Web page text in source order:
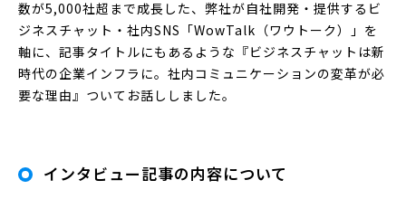
数が5,000社超まで成長した、弊社が自社開発・提供するビ
ジネスチャット・社内SNS「WowTalk（ワウトーク）」を
軸に、記事タイトルにもあるような『ビジネスチャットは新
時代の企業インフラに。社内コミュニケーションの変革が必
要な理由』ついてお話ししました。
インタビュー記事の内容について